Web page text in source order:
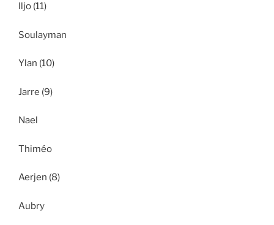
Iljo (11)
Soulayman
Ylan (10)
Jarre (9)
Nael
Thiméo
Aerjen (8)
Aubry